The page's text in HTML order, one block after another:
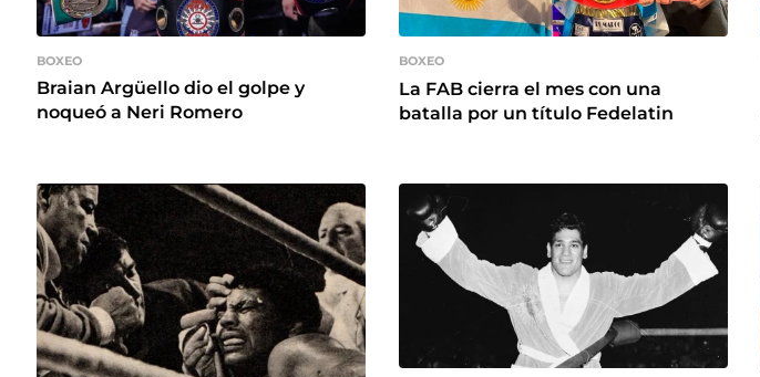
BOXEO
Braian Argüello dio el golpe y
noqueó a Neri Romero
BOXEO
La FAB cierra el mes con una
batalla por un título Fedelatin